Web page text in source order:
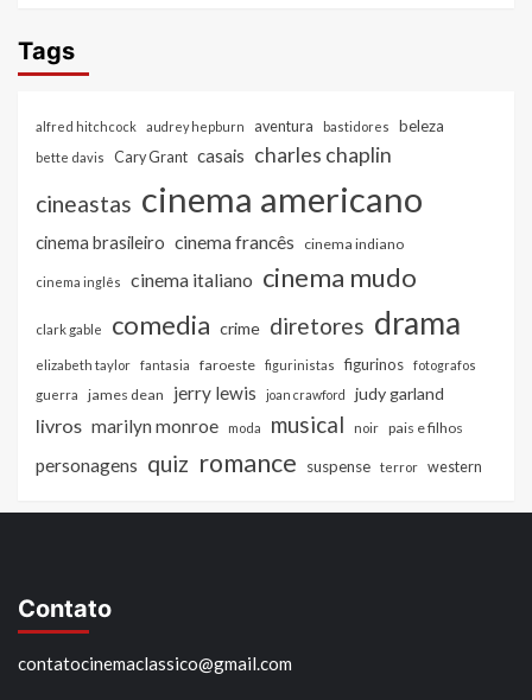
Tags
alfred hitchcock audrey hepburn aventura bastidores beleza
bette davis Cary Grant casais charles chaplin
cineastas cinema americano
cinema brasileiro cinema francês cinema indiano
cinema inglês cinema italiano cinema mudo
clark gable comedia crime diretores drama
elizabeth taylor fantasia faroeste figurinistas figurinos
fotografos
guerra
james dean jerry lewis joan crawford judy garland
livros marilyn monroe moda musical noir pais e filhos
personagens quiz romance suspense terror western
Contato
contatocinemaclassico@gmail.com